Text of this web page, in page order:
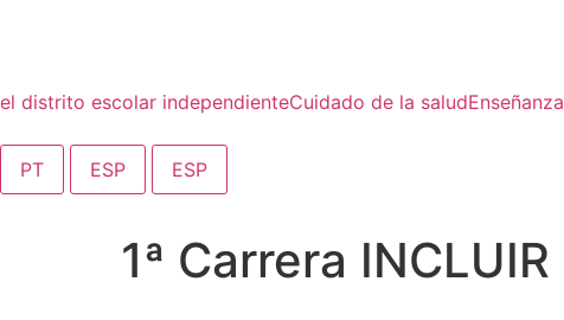
el distrito escolar independienteCuidado de la saludEnseñanza
PT ESP ESP
1ª Carrera INCLUIR